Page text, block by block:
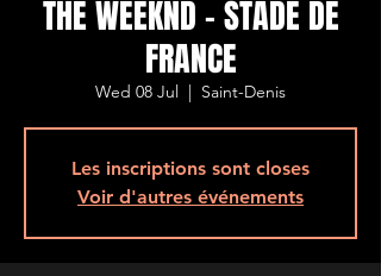
THE WEEKND - STADE DE
FRANCE
Wed 08 Jul
  |
Saint-Denis
Les inscriptions sont closes
Voir d'autres événements